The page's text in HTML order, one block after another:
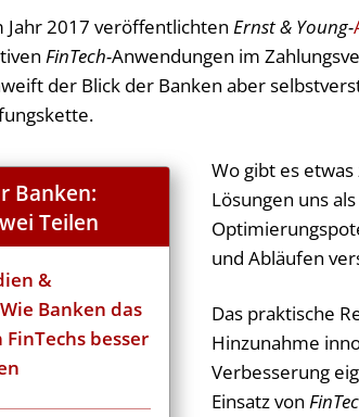
Jahr 2017 veröffentlichten Ernst & Young-
FinTech-Anwendungen im
der Blick der Banken aber
Banken:
Teilen
&
Banken das
besser
Wo gibt es
Lösungen uns
und Abläufen
Das praktische
Hinzunahme
Verbesserung
Einsatz von